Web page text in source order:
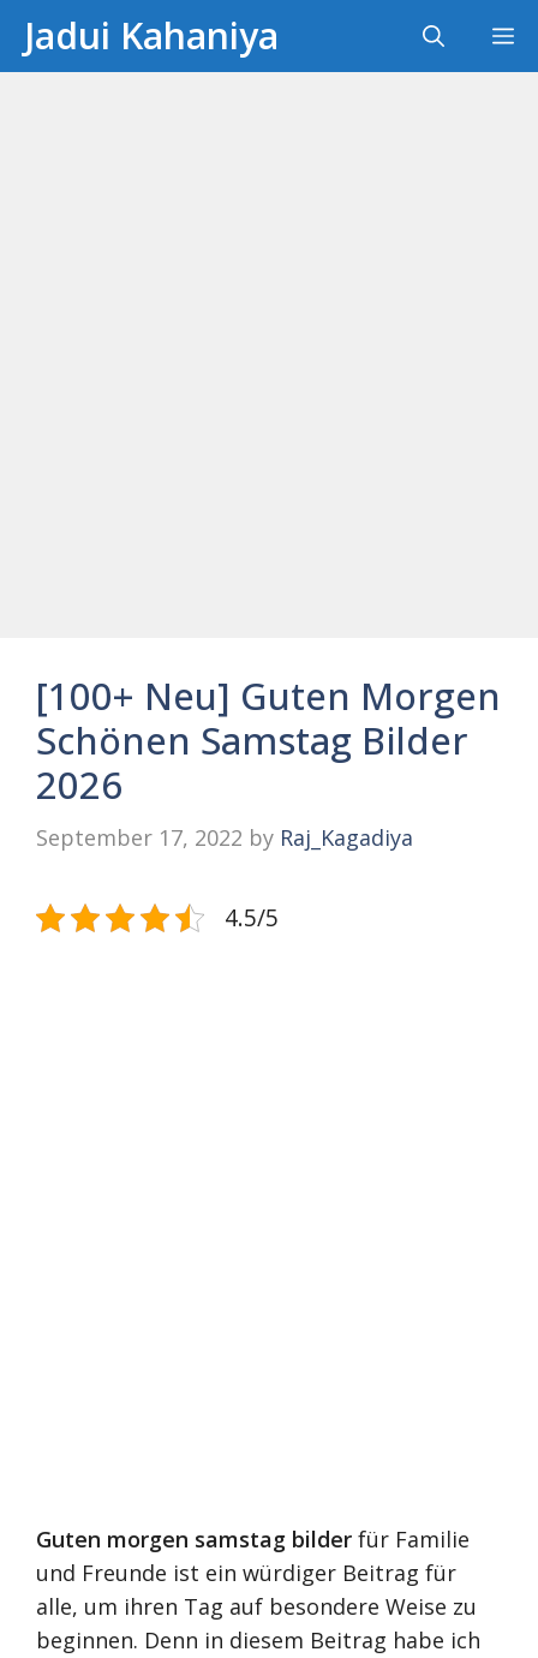
SkipJadui Kahaniya
[100+ Neu] Guten Morgen
Schönen Samstag Bilder
2026
September 17, 2022 by Raj_Kagadiya
4.5/5
Guten morgen samstag bilder für Familie
und Freunde ist ein würdiger Beitrag für
alle, um ihren Tag auf besondere Weise zu
beginnen. Denn in diesem Beitrag habe ich